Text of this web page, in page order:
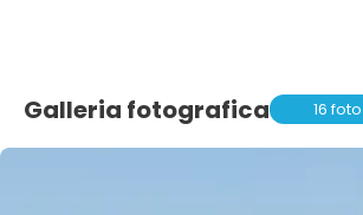
Galleria fotografica 16 foto